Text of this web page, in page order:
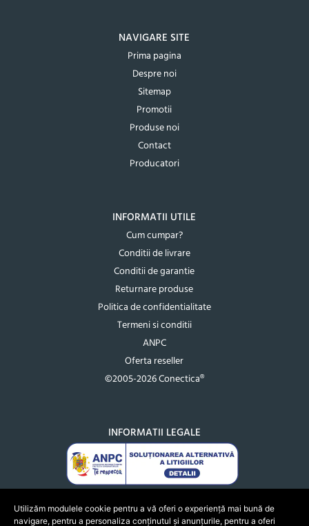
NAVIGARE SITE
Prima pagina
Despre noi
Sitemap
Promotii
Produse noi
Contact
Producatori
INFORMATII UTILE
Cum cumpar?
Conditii de livrare
Conditii de garantie
Returnare produse
Politica de confidentialitate
Termeni si conditii
ANPC
Oferta reseller
©2005-2026 Conectica®
INFORMATII LEGALE
Utilizăm modulele cookie pentru a vă oferi o experiență mai bună de
navigare, pentru a personaliza conținutul și anunțurile, pentru a oferi